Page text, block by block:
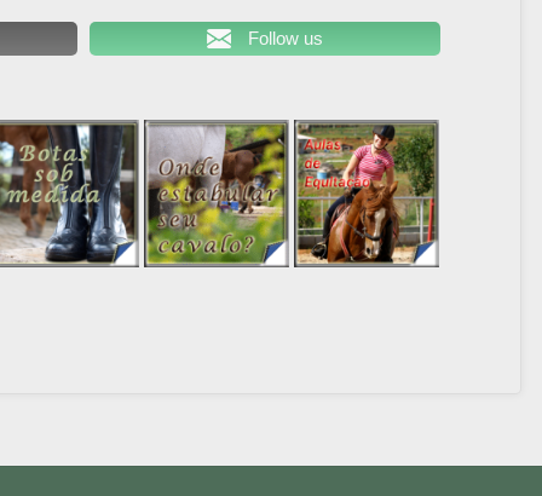
Follow us